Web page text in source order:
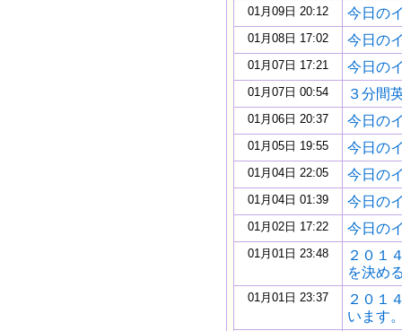
01月09日 20:12 今日の
01月08日 17:02 今日の
01月07日 17:21 今日の
01月07日 00:54 ３分間
01月06日 20:37 今日の
01月05日 19:55 今日の
01月04日 22:05 今日の
01月04日 01:39 今日の
01月02日 17:22 今日の
01月01日 23:48
２０１
を決め
01月01日 23:37
２０１
います